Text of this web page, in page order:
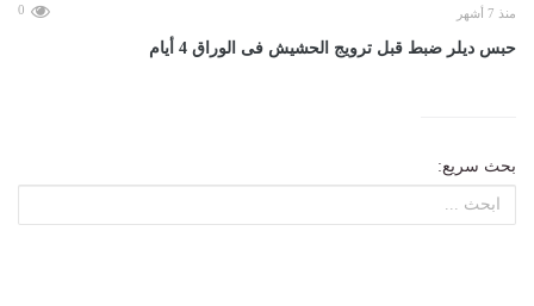
منذ 7 أشهر 0
حبس ديلر ضبط قبل ترويج الحشيش فى الوراق 4 أيام
بحث سريع: